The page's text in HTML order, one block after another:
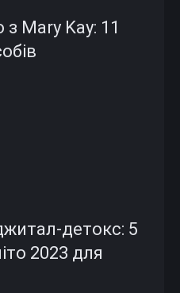
Mary Kay: 11
детокс: 5
2023 для